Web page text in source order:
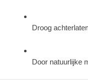
Droog
Door natuurlijke